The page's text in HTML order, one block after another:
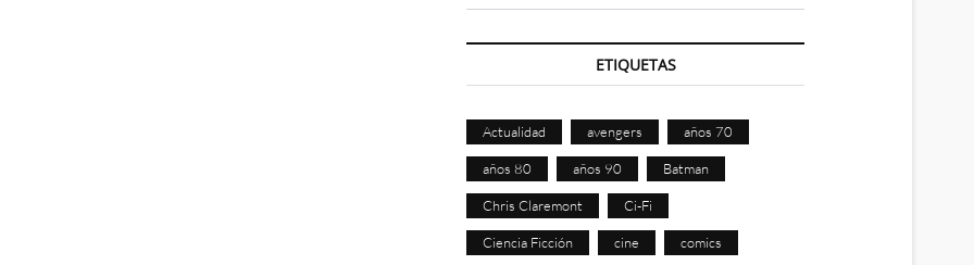
ETIQUETAS
Actualidad avengers años 70
años 80 años 90 Batman
Chris Claremont Ci-Fi
Ciencia Ficción cine comics